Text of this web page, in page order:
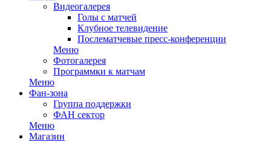
Видеогалерея
Голы с матчей
Клубное телевидение
Послематчевые пресс-конференции
Меню
Фотогалерея
Программки к матчам
Меню
Фан-зона
Группа поддержки
ФАН сектор
Меню
Магазин